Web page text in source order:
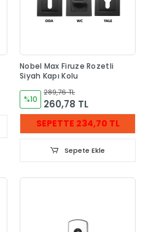
Nobel Max Firuze Rozetli
Siyah Kapı Kolu
%10
289,76 TL
260,78 TL
SEPETTE 234,70 TL
Sepete Ekle